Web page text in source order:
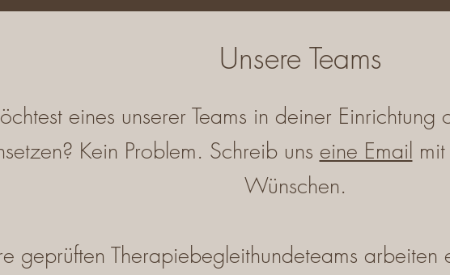
Unsere Teams
eines unserer Teams in deiner
Kein Problem. Schreib uns eine Email
Wünschen.
geprüften Therapiebegleithundeteams arbeiten